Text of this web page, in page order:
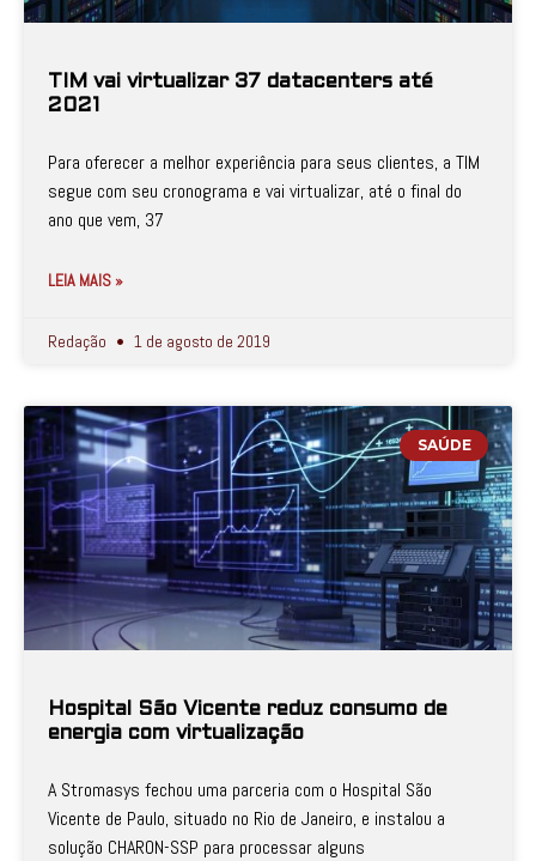
TIM vai virtualizar 37 datacenters até
2021
Para oferecer a melhor experiência para seus clientes, a TIM
segue com seu cronograma e vai virtualizar, até o final do
ano que vem, 37
LEIA MAIS »
Redação 1 de agosto de 2019
SAÚDE
Hospital São Vicente reduz consumo de
energia com virtualização
A Stromasys fechou uma parceria com o Hospital São
Vicente de Paulo, situado no Rio de Janeiro, e instalou a
solução CHARON-SSP para processar alguns